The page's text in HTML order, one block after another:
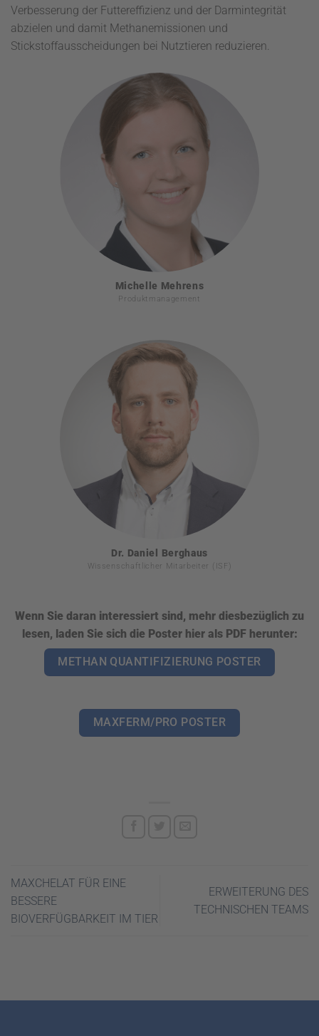
Verbesserung der Futtereffizienz und der Darmintegrität
abzielen und damit Methanemissionen und
Stickstoffausscheidungen bei Nutztieren reduzieren.
Michelle Mehrens
Produktmanagement
Dr. Daniel Berghaus
Wissenschaftlicher Mitarbeiter (ISF)
Wenn Sie daran interessiert sind, mehr diesbezüglich zu
lesen, laden Sie sich die Poster hier als PDF herunter:
METHAN QUANTIFIZIERUNG POSTER
MAXFERM/PRO POSTER
MAXCHELAT FÜR EINE
BESSERE
BIOVERFÜGBARKEIT IM TIER
ERWEITERUNG DES
TECHNISCHEN TEAMS